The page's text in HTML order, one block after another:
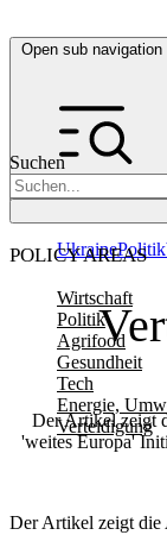
Open sub navigation
Suchen
POLICY AREAS
Wirtschaft
Politik
Agrifood
Gesundheit
Tech
Energie,
Verteidigung
UkrainePolitik
Der Artikel zeigt
'weites Europa'
Der Artikel zeigt die